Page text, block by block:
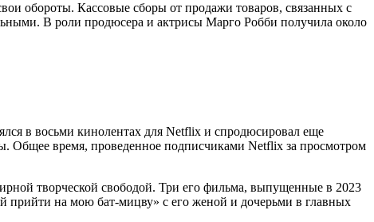
обороты. Кассовые сборы от продажи товаров, связанных с
В роли продюсера и актрисы Марго Робби получила около
в восьми кинолентах для Netflix и спродюсировал еще
Общее время, проведенное подписчиками Netflix за просмотром
творческой свободой. Три его фильма, выпущенные в 2023
прийти на мою бат-мицву» с его женой и дочерьми в главных